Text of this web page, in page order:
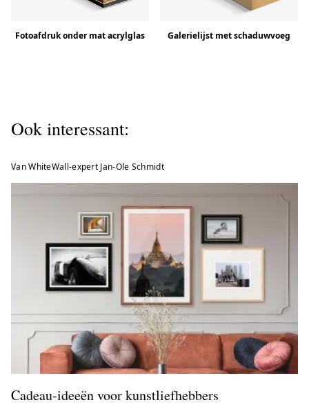
Fotoafdruk onder mat acrylglas Galerielijst met schaduwvoeg
Ook interessant:
Van WhiteWall-expert Jan-Ole Schmidt
Cadeau-ideeën voor kunstliefhebbers